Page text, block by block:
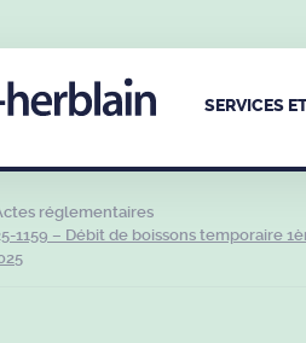
SERVICES
réglementaires
1159 – Débit de boissons temporaire